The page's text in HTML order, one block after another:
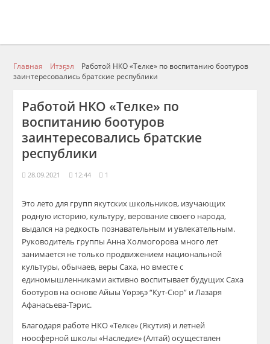
Главная Итэҕэл
Работой НКО «Телке» по воспитанию боотуров
заинтересовались братские республики
Работой НКО «Телке» по
воспитанию боотуров
заинтересовались братские
республики
28.09.2021 12:44 1
Это лето для групп якутских школьников, изучающих
родную историю, культуру, верование своего народа,
выдался на редкость познавательным и увлекательным.
Руководитель группы Анна Холмогорова много лет
занимается не только продвижением национальной
культуры, обычаев, веры Саха, но вместе с
единомышленниками активно воспитывает будущих Саха
боотуров на основе Айыы Үөрэҕэ “Кут-Сюр” и Лазаря
Афанасьева-Тэрис.
Благодаря работе НКО «Телке» (Якутия) и летней
ноосферной школы «Наследие» (Алтай) осуществлен